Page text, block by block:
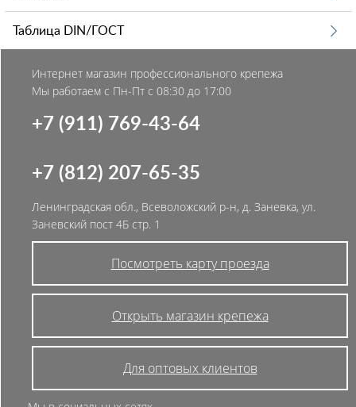
Таблица DIN/ГОСТ
Интернет магазин профессионального крепежа
Мы работаем с Пн-Пт с 08:30 до 17:00
+7 (911) 769-43-64
+7 (812) 207-65-35
Ленинградская обл., Всеволожский р-н, д. Заневка, ул.
Заневский пост 4Б стр. 1
Посмотреть карту проезда
Открыть магазин крепежа
Для оптовых клиентов